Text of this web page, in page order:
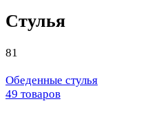
Стулья
81
Обеденные стулья
49 товаров